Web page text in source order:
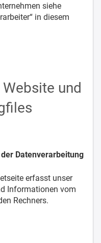
siehe
in diesem
und
Datenverarbeitung
erfasst unser
Informationen vom
Rechners.